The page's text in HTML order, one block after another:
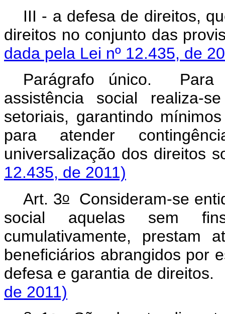
III - a defesa de direitos,
direitos no conjunto das
dada pela Lei nº 12.435, de
Parágrafo único. Para
assistência social realiza-
setoriais, garantindo
para atender
universalização dos
12.435, de 2011)
Art. 3o Consideram-se
social aquelas sem
cumulativamente, prestam
beneficiários abrangidos por
defesa e garantia de direitos.
de 2011)